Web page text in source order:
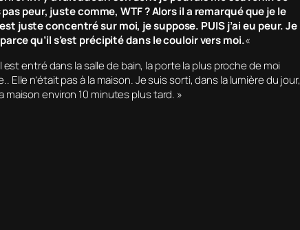
peur, juste comme, WTF ? Alors il a remarqué que je le
juste concentré sur moi, je suppose. PUIS j’ai eu peur. Je
qu’il s’est précipité dans le couloir vers moi.«
est entré dans la salle de bain, la porte la plus proche de moi
Elle n’était pas à la maison. Je suis sorti, dans la lumière du jour,
maison environ 10 minutes plus tard. »